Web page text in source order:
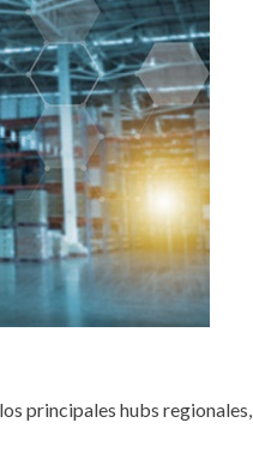
principales hubs regionales,